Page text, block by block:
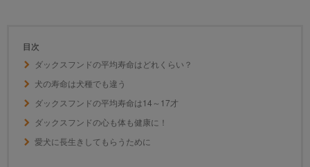
目次
ダックスフンドの平均寿命はどれくらい？
犬の寿命は犬種でも違う
ダックスフンドの平均寿命は14～17才
ダックスフンドの心も体も健康に！
愛犬に長生きしてもらうために